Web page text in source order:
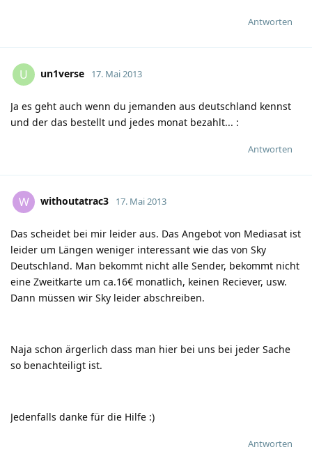
Antworten
U un1verse 17. Mai 2013
Ja es geht auch wenn du jemanden aus deutschland kennst
und der das bestellt und jedes monat bezahlt... :
Antworten
W withoutatrac3 17. Mai 2013
Das scheidet bei mir leider aus. Das Angebot von Mediasat ist
leider um Längen weniger interessant wie das von Sky
Deutschland. Man bekommt nicht alle Sender, bekommt nicht
eine Zweitkarte um ca.16€ monatlich, keinen Reciever, usw.
Dann müssen wir Sky leider abschreiben.
Naja schon ärgerlich dass man hier bei uns bei jeder Sache
so benachteiligt ist.
Jedenfalls danke für die Hilfe :)
Antworten